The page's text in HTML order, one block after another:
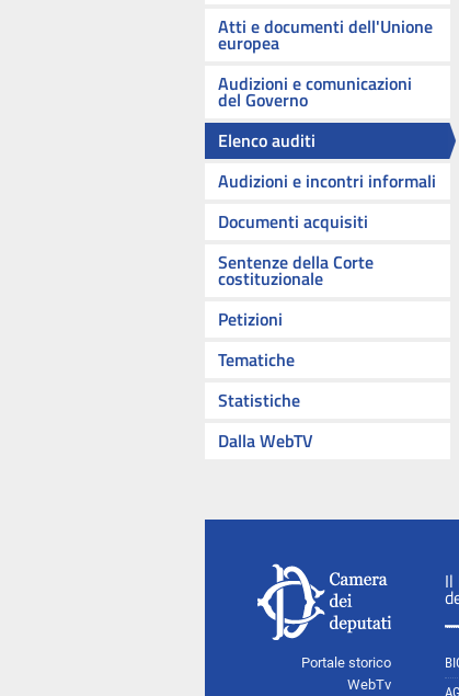
Atti e documenti dell'Unione
europea
Audizioni e comunicazioni
del Governo
Elenco auditi
Audizioni e incontri informali
Documenti acquisiti
Sentenze della Corte
costituzionale
Petizioni
Tematiche
Statistiche
Dalla WebTV
Portale storico
WebTv
Il